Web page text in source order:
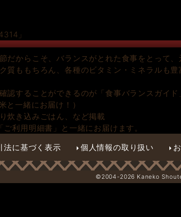
だからこそ、バランスがとれた食事をとって
質ももちろん、各種のビタミン・ミネラルも
認することができるのが「食事バランスガイド
一緒にお届け！）
炊き込みごはん、など掲載
利用明細書」と一緒にお届けます。
法に基づく表示 個人情報の取り扱い
©2004-2026 Kaneko